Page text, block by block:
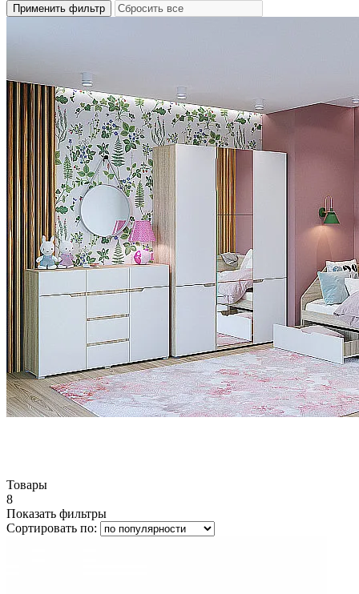
Товары
8
Показать фильтры
Сортировать по: